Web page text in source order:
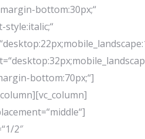
bottom:30px;“
style:italic;“
bottom:70px;“]
2″